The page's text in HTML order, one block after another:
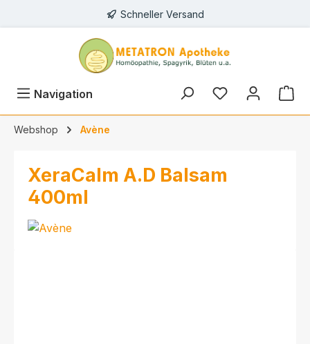
Schneller Versand
Navigation
Webshop Avène
XeraCalm A.D Balsam
400ml